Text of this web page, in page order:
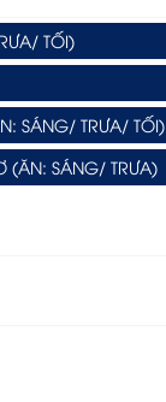
TỐI)
SÁNG/ TRƯA/ TỐI)
(ĂN: SÁNG/ TRƯA)